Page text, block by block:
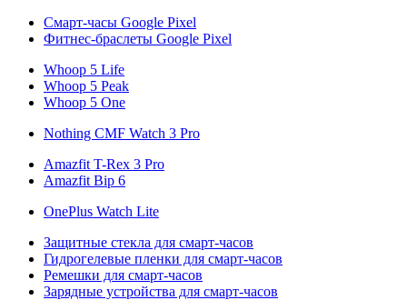
Смарт-часы Google Pixel
Фитнес-браслеты Google Pixel
Whoop 5 Life
Whoop 5 Peak
Whoop 5 One
Nothing CMF Watch 3 Pro
Amazfit T-Rex 3 Pro
Amazfit Bip 6
OnePlus Watch Lite
Защитные стекла для смарт-часов
Гидрогелевые пленки для смарт-часов
Ремешки для смарт-часов
Зарядные устройства для смарт-часов